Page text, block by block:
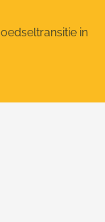
in